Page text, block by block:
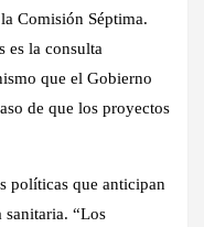
Comisión Séptima.
es la consulta
que el Gobierno
de que los proyectos
políticas que anticipan
“Los